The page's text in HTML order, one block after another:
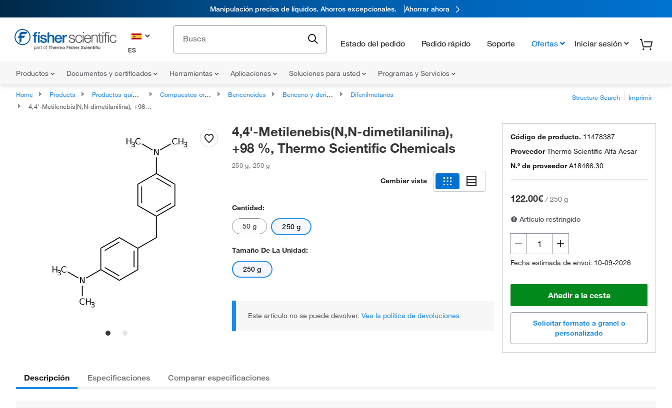
Manipulación precisa de líquidos. Ahorros excepcionales. Ahorrar ahora
ES
Estado del pedido Pedido rápido Soporte Ofertas Iniciar sesión
Productos Documentos y certificados Herramientas Aplicaciones Soluciones para usted Programas y Servicios
Home Products Productos químicos Compuestos orgánicos Bencenoides Benceno y derivados sustituidos
Difenilmetanos
4,4'-Metilenebis(N,N-dimetilanilina), +98 %, Thermo Scientific Chemicals
Structure Search Imprimir
4,4'-Metilenebis(N,N-dimetilanilina),
+98 %, Thermo Scientific Chemicals
250 g,250 g
Cambiar vista
Cantidad:
50 g 250 g
Tamaño De La Unidad:
250 g
Este artículo no se puede devolver. Vea la política de devoluciones
Código de producto. 11478387
ProveedorThermo Scientific Alfa Aesar
N.º de proveedor A18466.30
122.00€ / 250 g
Artículo restringido
Fecha estimada de envoi: 10-09-2026
Añadir a la cesta
Solicitar formato a granel o
personalizado
Descripción Especificaciones Comparar especificaciones